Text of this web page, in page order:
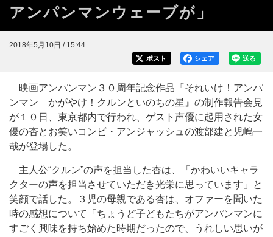
アンパンマンウェーブが」
2018年5月10日 / 15:44
送る
シェア
ポスト
映画アンパンマン３０周年記念作品『それいけ！アンパ
ンマン かがやけ！クルンといのちの星』の制作報告会見
が１０日、東京都内で行われ、ゲスト声優に起用された女
優の杏とお笑いコンビ・アンジャッシュの渡部建と児嶋一
哉が登場した。
主人公“クルン”の声を担当した杏は、「かわいいキャラ
クターの声を担当させていただき光栄に思っています」と
笑顔で話した。３児の母親である杏は、オファーを聞いた
時の感想について「ちょうど子どもたちがアンパンマンに
すごく興味を持ち始めた時期だったので、うれしい思いが